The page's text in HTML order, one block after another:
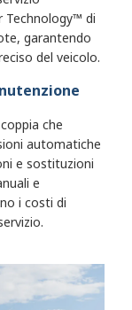
Technology™ di
garantendo
del veicolo.
che
automatiche
e sostituzioni
e
i costi di